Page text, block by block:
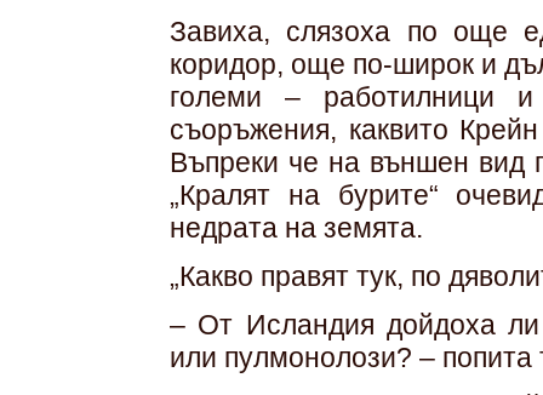
Завиха, слязоха по още
коридор, още по-широк и
големи – работилници и
съоръжения, каквито
Въпреки че на външен вид
„Кралят на бурите“
недрата на земята.
„Какво правят тук, по
– От Исландия дойдоха ли
или пулмонолози? – попита